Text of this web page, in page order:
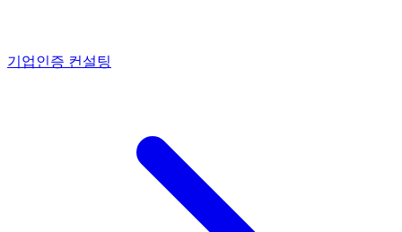
기업인증 컨설팅